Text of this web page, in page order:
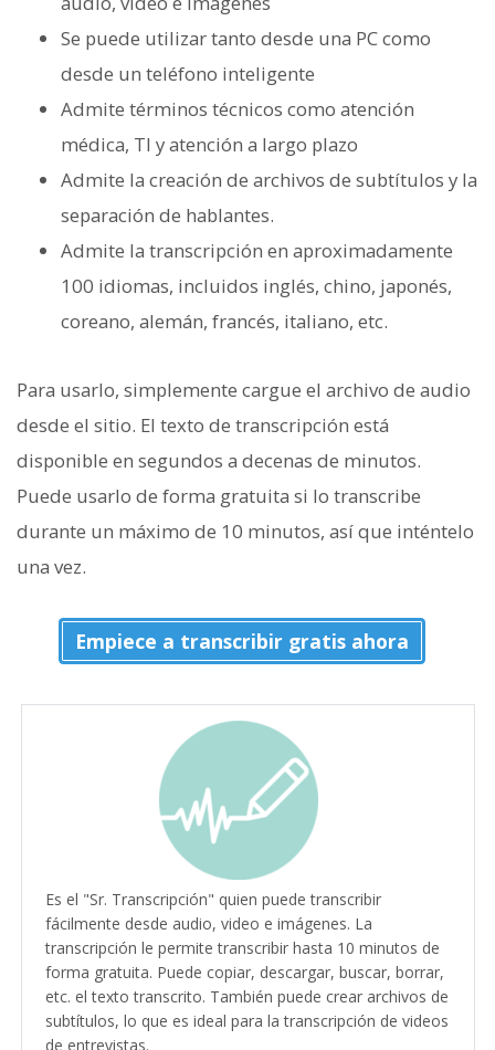
Se puede utilizar tanto desde una PC como
desde un teléfono inteligente
Admite términos técnicos como atención
médica, TI y atención a largo plazo
Admite la creación de archivos de subtítulos y la
separación de hablantes.
Admite la transcripción en aproximadamente
100 idiomas, incluidos inglés, chino, japonés,
coreano, alemán, francés, italiano, etc.
Para usarlo, simplemente cargue el archivo de audio
desde el sitio. El texto de transcripción está
disponible en segundos a decenas de minutos.
Puede usarlo de forma gratuita si lo transcribe
durante un máximo de 10 minutos, así que inténtelo
una vez.
Empiece a transcribir gratis ahora
Es el "Sr. Transcripción" quien puede transcribir
fácilmente desde audio, video e imágenes. La
transcripción le permite transcribir hasta 10 minutos de
forma gratuita. Puede copiar, descargar, buscar, borrar,
etc. el texto transcrito. También puede crear archivos de
subtítulos, lo que es ideal para la transcripción de videos
de entrevistas.